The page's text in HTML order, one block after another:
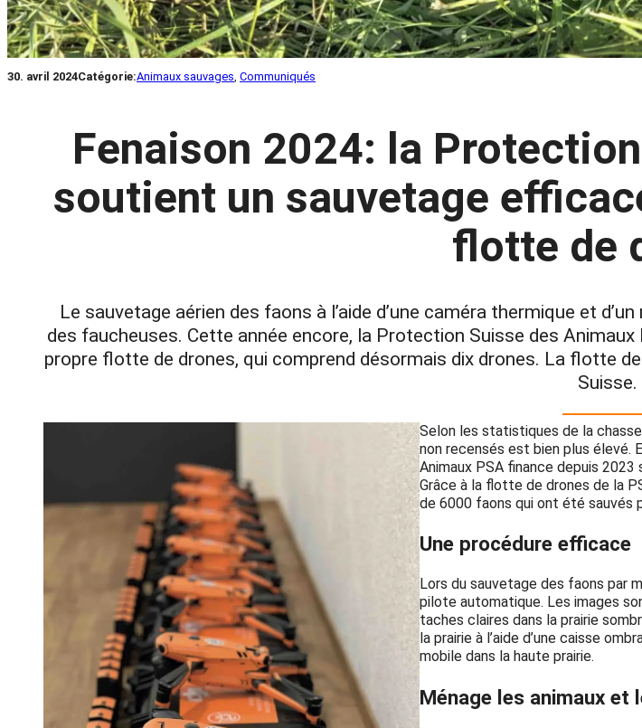
30. avril 2024Catégorie:Animaux sauvages Communiqués
Fenaison 2024: la
soutient un sauvetage
flotte de
Le sauvetage aérien des faons à l’aide d’une caméra thermique et
des faucheuses. Cette année encore, la Protection Suisse des
propre flotte de drones, qui comprend désormais dix drones. La flotte
Suisse.
Selon les statistiques de la
non recensés est bien plus élevé.
Animaux PSA finance depuis
Grâce à la flotte de drones de la
de 6000 faons qui ont été sauvés
Une procédure efficace
Lors du sauvetage des faons par
pilote automatique. Les images
taches claires dans la prairie
la prairie à l’aide d’une caisse
mobile dans la haute prairie.
Ménage les animaux et